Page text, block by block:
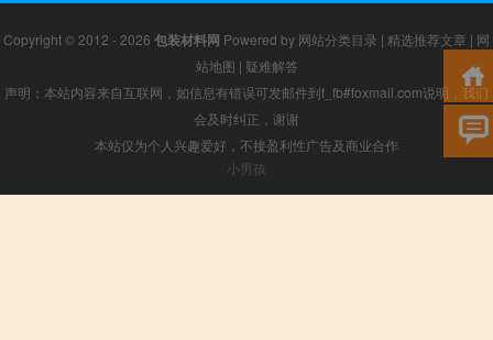
Copyright © 2012 - 2026 包装材料网 Powered by 网站分类目录 | 精选推荐文章 | 网
站地图 | 疑难解答
声明：本站内容来自互联网，如信息有错误可发邮件到f_fb#foxmail.com说明，我们
会及时纠正，谢谢
本站仅为个人兴趣爱好，不接盈利性广告及商业合作
小男孩